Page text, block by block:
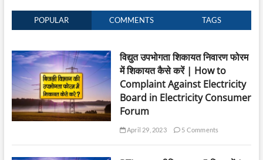
श्ता
र
में
वा
ह
न
टा
टा
POPULAR COMMENTS TAGS
विद्युत उपभोगता शिकायत निवारण फोरम
में शिकायत कैसे करें | How to
Complaint Against Electricity
Board in Electricity Consumer
Forum
April 29, 2023 5 Comments